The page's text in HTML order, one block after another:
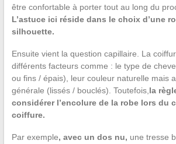
être confortable à porter tout au long du
L’astuce ici réside dans le choix d’une
silhouette.
Ensuite vient la question capillaire. La
différents facteurs comme : le type de
ou fins / épais), leur couleur naturelle mais
générale (lissés / bouclés). Toutefois, la
considérer l’encolure de la robe lors du
coiffure.
Par exemple, avec un dos nu, une tresse